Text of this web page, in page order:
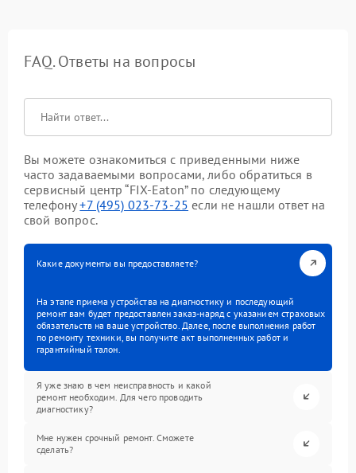
FAQ. Ответы на вопросы
Вы можете ознакомиться с приведенными ниже
часто задаваемыми вопросами, либо обратиться в
сервисный центр “FIX-Eaton” по следующему
телефону+7 (495) 023-73-25 если не нашли ответ на
свой вопрос.
Какие документы вы предоставляете?
На этапе приема устройства на диагностику и последующий
ремонт вам будет предоставлен заказ-наряд с указанием страховых
обязательств на ваше устройство. Далее, после выполнения работ
по ремонту техники, вы получите акт выполненных работ и
гарантийный талон.
Я уже знаю в чем неисправность и какой
ремонт необходим. Для чего проводить
диагностику?
Мне нужен срочный ремонт. Сможете
сделать?